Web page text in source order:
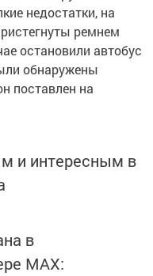
недостатки, на
ремнем
остановили автобус
обнаружены
поставлен на
и интересным в
в
MАХ: